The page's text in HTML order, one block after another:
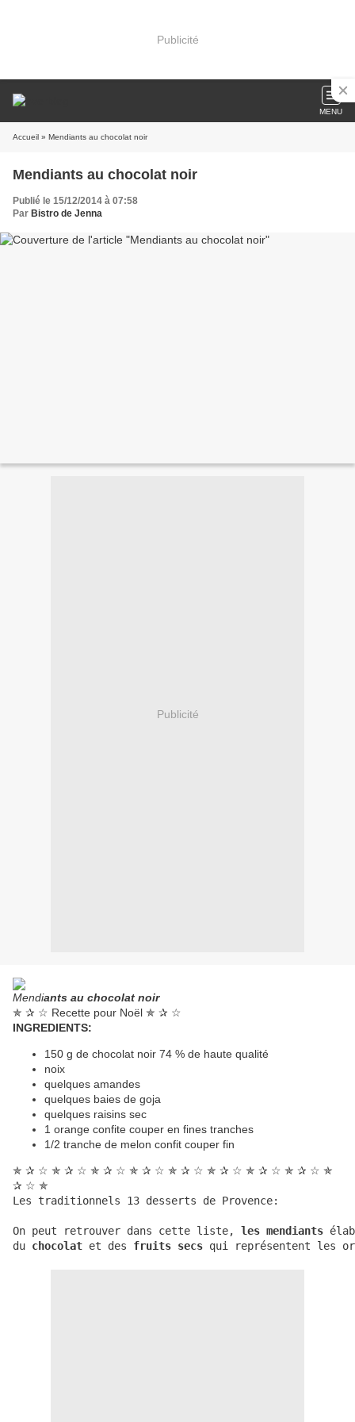
Publicité
MENU
Accueil » Mendiants au chocolat noir
Mendiants au chocolat noir
Publié le 15/12/2014 à 07:58
Par Bistro de Jenna
Publicité
Mendiants au chocolat noir
✯ ✰ ☆ Recette pour Noël ✯ ✰ ☆
INGREDIENTS:
150 g de chocolat noir 74 % de haute qualité
noix
quelques amandes
quelques baies de goja
quelques raisins sec
1 orange confite couper en fines tranches
1/2 tranche de melon confit couper fin
✯ ✰ ☆ ✯ ✰ ☆ ✯ ✰ ☆ ✯ ✰ ☆ ✯ ✰ ☆ ✯ ✰ ☆ ✯ ✰ ☆ ✯ ✰ ☆ ✯
✰ ☆ ✯
Les traditionnels 13 desserts de Provence:
On peut retrouver dans cette liste, les mendiants
du chocolat et des fruits secs qui représentent les